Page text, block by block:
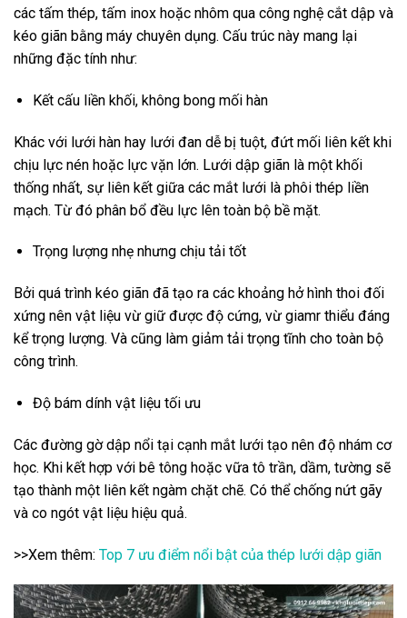
các tấm thép, tấm inox hoặc nhôm qua công nghệ cắt dập và
kéo giãn bằng máy chuyên dụng. Cấu trúc này mang lại
những đặc tính như:
Kết cấu liền khối, không bong mối hàn
Khác với lưới hàn hay lưới đan dễ bị tuột, đứt mối liên kết khi
chịu lực nén hoặc lực vặn lớn. Lưới dập giãn là một khối
thống nhất, sự liên kết giữa các mắt lưới là phôi thép liền
mạch. Từ đó phân bổ đều lực lên toàn bộ bề mặt.
Trọng lượng nhẹ nhưng chịu tải tốt
Bởi quá trình kéo giãn đã tạo ra các khoảng hở hình thoi đối
xứng nên vật liệu vừ giữ được độ cứng, vừ giamr thiểu đáng
kể trọng lượng. Và cũng làm giảm tải trọng tĩnh cho toàn bộ
công trình.
Độ bám dính vật liệu tối ưu
Các đường gờ dập nổi tại cạnh mắt lưới tạo nên độ nhám cơ
học. Khi kết hợp với bê tông hoặc vữa tô trần, dầm, tường sẽ
tạo thành một liên kết ngàm chặt chẽ. Có thể chống nứt gãy
và co ngót vật liệu hiệu quả.
>>Xem thêm: Top 7 ưu điểm nổi bật của thép lưới dập giãn